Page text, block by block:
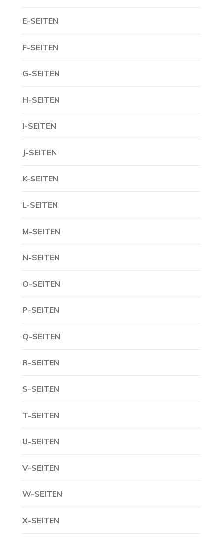
E-SEITEN
F-SEITEN
G-SEITEN
H-SEITEN
I-SEITEN
J-SEITEN
K-SEITEN
L-SEITEN
M-SEITEN
N-SEITEN
O-SEITEN
P-SEITEN
Q-SEITEN
R-SEITEN
S-SEITEN
T-SEITEN
U-SEITEN
V-SEITEN
W-SEITEN
X-SEITEN